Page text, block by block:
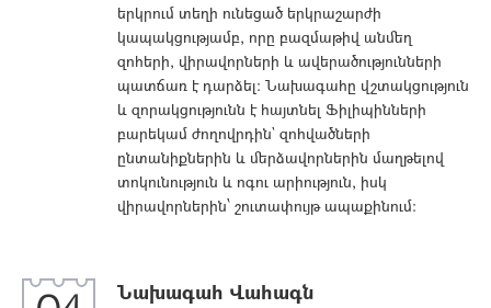
երկրում տեղի ունեցած երկրաշարժի
կապակցությամբ, որը բազմաթիվ անմեղ
զոհերի, վիրավորների և ավերածությունների
պատճառ է դարձել: Նախագահը վշտակցություն
և զորակցությունն է հայտնել Ֆիլիպինների
բարեկամ ժողովրդին` զոհվածների
ընտանիքներին և մերձավորներին մաղթելով
տոկունություն և ոգու արիություն, իսկ
վիրավորներին՝ շուտափույթ ապաքինում:
Նախագահ Վահագն